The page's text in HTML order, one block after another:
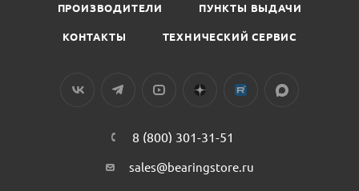
ПРОИЗВОДИТЕЛИ ПУНКТЫ ВЫДАЧИ
КОНТАКТЫ ТЕХНИЧЕСКИЙ СЕРВИС
8 (800) 301-31-51
sales@bearingstore.ru